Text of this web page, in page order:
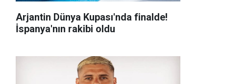
Arjantin Dünya Kupası'nda finalde!
İspanya'nın rakibi oldu